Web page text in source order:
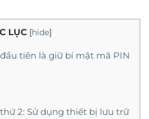
LỤC [hide]
tiên là giữ bí mật mã PIN
2: Sử dụng thiết bị lưu trữ